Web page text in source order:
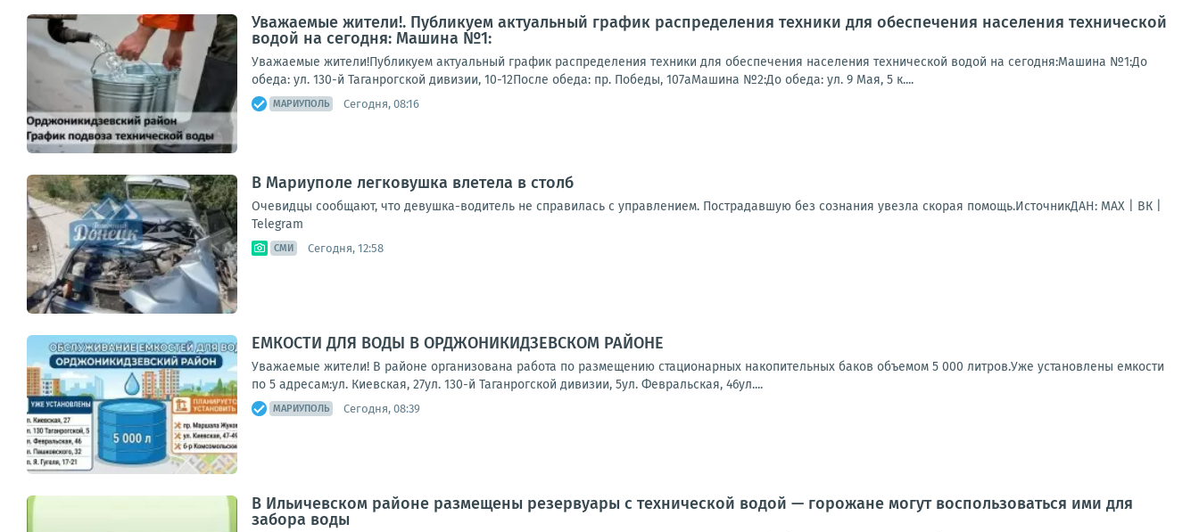
Уважаемые жители!. Публикуем актуальный график распределения техники для обеспечения населения технической
водой на сегодня: Машина №1:
Уважаемые жители!Публикуем актуальный график распределения техники для обеспечения населения технической водой на сегодня:Машина №1:До
обеда: ул. 130-й Таганрогской дивизии, 10-12После обеда: пр. Победы, 107аМашина №2:До обеда: ул. 9 Мая, 5 к....
МАРИУПОЛЬ Сегодня, 08:16
В Мариуполе легковушка влетела в столб
Очевидцы сообщают, что девушка-водитель не справилась с управлением. Пострадавшую без сознания увезла скорая помощь.ИсточникДАН: MAX | ВК |
Telegram
СМИ Сегодня, 12:58
ЕМКОСТИ ДЛЯ ВОДЫ В ОРДЖОНИКИДЗЕВСКОМ РАЙОНЕ
Уважаемые жители! В районе организована работа по размещению стационарных накопительных баков объемом 5 000 литров.Уже установлены емкости
по 5 адресам:ул. Киевская, 27ул. 130-й Таганрогской дивизии, 5ул. Февральская, 46ул....
МАРИУПОЛЬ Сегодня, 08:39
В Ильичевском районе размещены резервуары с технической водой — горожане могут воспользоваться ими для
забора воды